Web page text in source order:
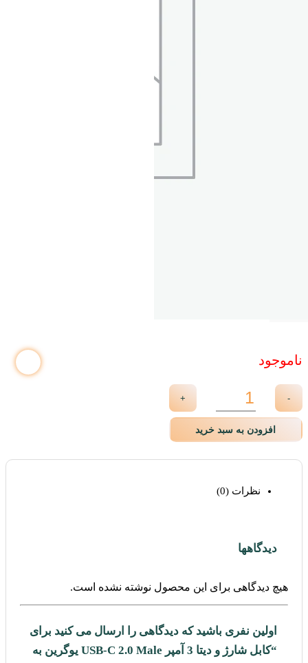
ناموجود
-
+
افزودن به سبد خرید
نظرات (0)
دیدگاهها
هیچ دیدگاهی برای این محصول نوشته نشده است.
اولین نفری باشید که دیدگاهی را ارسال می کنید برای
“کابل شارژ و دیتا 3 آمپر USB-C 2.0 Male یوگرین به